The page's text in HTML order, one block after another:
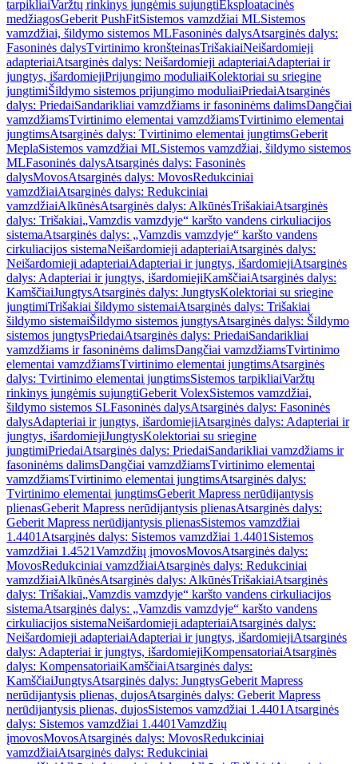
tarpikliaiVaržtų rinkinys jungėmis sujungtiEksploatacinės
medžiagosGeberit PushFitSistemos vamzdžiai MLSistemos
vamzdžiai, šildymo sistemos MLFasoninės dalysAtsarginės dalys:
Fasoninės dalysTvirtinimo kronšteinasTrišakiaiNeišardomieji
adapteriaiAtsarginės dalys: Neišardomieji adapteriaiAdapteriai ir
jungtys, išardomiejiPrijungimo moduliaiKolektoriai su sriegine
jungtimiŠildymo sistemos prijungimo moduliaiPriedaiAtsarginės
dalys: PriedaiSandarikliai vamzdžiams ir fasoninėms dalimsDangčiai
vamzdžiamsTvirtinimo elementai vamzdžiamsTvirtinimo elementai
jungtimsAtsarginės dalys: Tvirtinimo elementai jungtimsGeberit
MeplaSistemos vamzdžiai MLSistemos vamzdžiai, šildymo sistemos
MLFasoninės dalysAtsarginės dalys: Fasoninės
dalysMovosAtsarginės dalys: MovosRedukciniai
vamzdžiaiAtsarginės dalys: Redukciniai
vamzdžiaiAlkūnėsAtsarginės dalys: AlkūnėsTrišakiaiAtsarginės
dalys: Trišakiai„Vamzdis vamzdyje“ karšto vandens cirkuliacijos
sistemaAtsarginės dalys: „Vamzdis vamzdyje“ karšto vandens
cirkuliacijos sistemaNeišardomieji adapteriaiAtsarginės dalys:
Neišardomieji adapteriaiAdapteriai ir jungtys, išardomiejiAtsarginės
dalys: Adapteriai ir jungtys, išardomiejiKamščiaiAtsarginės dalys:
KamščiaiJungtysAtsarginės dalys: JungtysKolektoriai su sriegine
jungtimiTrišakiai šildymo sistemaiAtsarginės dalys: Trišakiai
šildymo sistemaiŠildymo sistemos jungtysAtsarginės dalys: Šildymo
sistemos jungtysPriedaiAtsarginės dalys: PriedaiSandarikliai
vamzdžiams ir fasoninėms dalimsDangčiai vamzdžiamsTvirtinimo
elementai vamzdžiamsTvirtinimo elementai jungtimsAtsarginės
dalys: Tvirtinimo elementai jungtimsSistemos tarpikliaiVaržtų
rinkinys jungėmis sujungtiGeberit VolexSistemos vamzdžiai,
šildymo sistemos SLFasoninės dalysAtsarginės dalys: Fasoninės
dalysAdapteriai ir jungtys, išardomiejiAtsarginės dalys: Adapteriai ir
jungtys, išardomiejiJungtysKolektoriai su sriegine
jungtimiPriedaiAtsarginės dalys: PriedaiSandarikliai vamzdžiams ir
fasoninėms dalimsDangčiai vamzdžiamsTvirtinimo elementai
vamzdžiamsTvirtinimo elementai jungtimsAtsarginės dalys:
Tvirtinimo elementai jungtimsGeberit Mapress nerūdijantysis
plienasGeberit Mapress nerūdijantysis plienasAtsarginės dalys:
Geberit Mapress nerūdijantysis plienasSistemos vamzdžiai
1.4401 Atsarginės dalys: Sistemos vamzdžiai 1.4401 Sistemos
vamzdžiai 1.4521Vamzdžių įmovosMovosAtsarginės dalys:
MovosRedukciniai vamzdžiaiAtsarginės dalys: Redukciniai
vamzdžiaiAlkūnėsAtsarginės dalys: AlkūnėsTrišakiaiAtsarginės
dalys: Trišakiai„Vamzdis vamzdyje“ karšto vandens cirkuliacijos
sistemaAtsarginės dalys: „Vamzdis vamzdyje“ karšto vandens
cirkuliacijos sistemaNeišardomieji adapteriaiAtsarginės dalys:
Neišardomieji adapteriaiAdapteriai ir jungtys, išardomiejiAtsarginės
dalys: Adapteriai ir jungtys, išardomiejiKompensatoriaiAtsarginės
dalys: KompensatoriaiKamščiaiAtsarginės dalys:
KamščiaiJungtysAtsarginės dalys: JungtysGeberit Mapress
nerūdijantysis plienas, dujosAtsarginės dalys: Geberit Mapress
nerūdijantysis plienas, dujosSistemos vamzdžiai 1.4401 Atsarginės
dalys: Sistemos vamzdžiai 1.4401Vamzdžių
įmovosMovosAtsarginės dalys: MovosRedukciniai
vamzdžiaiAtsarginės dalys: Redukciniai